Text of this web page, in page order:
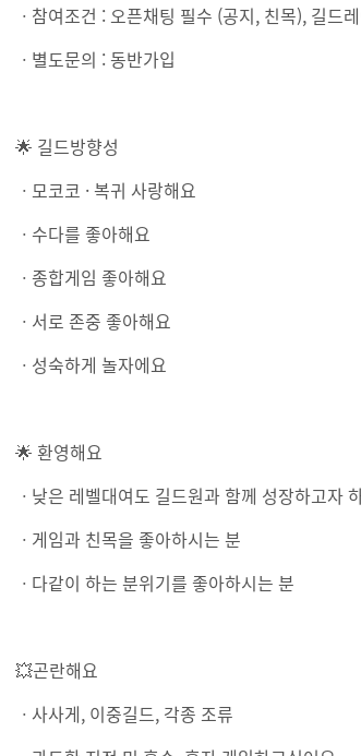
ㆍ참여조건 : 오픈채팅 필수 (공지, 친목), 길드
ㆍ별도문의 : 동반가입
🌟 길드방향성
ㆍ모코코 · 복귀 사랑해요
ㆍ수다를 좋아해요
ㆍ종합게임 좋아해요
ㆍ서로 존중 좋아해요
ㆍ성숙하게 놀자에요
🌟 환영해요
ㆍ낮은 레벨대여도 길드원과 함께 성장하고자
ㆍ게임과 친목을 좋아하시는 분
ㆍ다같이 하는 분위기를 좋아하시는 분
💥곤란해요
ㆍ사사게, 이중길드, 각종 조류